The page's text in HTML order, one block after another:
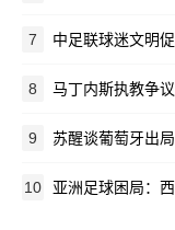
7 中足联球迷文明促
8 马丁内斯执教争议
9 苏醒谈葡萄牙出局
10 亚洲足球困局：